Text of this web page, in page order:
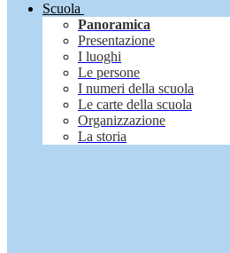
Scuola
Panoramica
Presentazione
I luoghi
Le persone
I numeri della scuola
Le carte della scuola
Organizzazione
La storia